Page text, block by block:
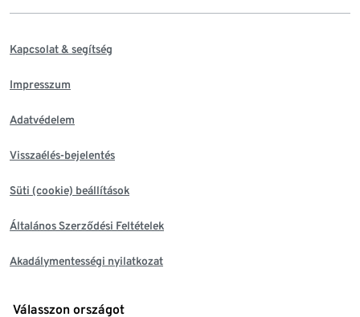
Kapcsolat & segítség
Impresszum
Adatvédelem
Visszaélés-bejelentés
Süti (cookie) beállítások
Általános Szerződési Feltételek
Akadálymentességi nyilatkozat
Válasszon országot